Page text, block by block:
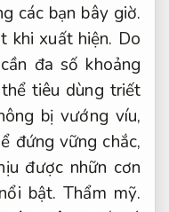
các bạn bây giờ.
khi xuất hiện. Do
đa số khoảng
tiêu dùng triết
bị vướng víu,
đứng vững chắc,
được nhữn cơn
bật.Thẩm mỹ.